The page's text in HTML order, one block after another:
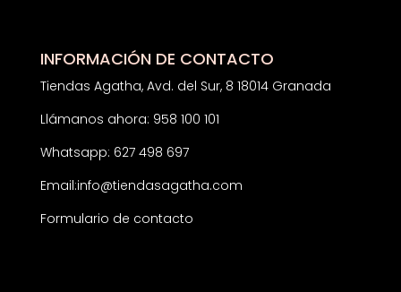
INFORMACIÓN DE CONTACTO
Tiendas Agatha, Avd. del Sur, 8 18014 Granada
Llámanos ahora: 958 100 101
Whatsapp: 627 498 697
Email:info@tiendasagatha.com
Formulario de contacto